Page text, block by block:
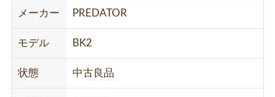
メーカー PREDATOR
モデル BK2
状態 中古良品